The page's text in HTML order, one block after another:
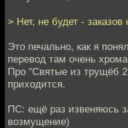
> Нет, не будет - заказов
Это печально, как я
перевод там очень
Про "Святые из трущёб
приходится.
ПС: ещё раз извеняюсь
возмущение)